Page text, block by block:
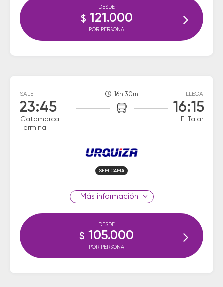
DESDE
$ 121.000
POR PERSONA
SALE
23:45
Catamarca
Terminal
16h 30m LLEGA
16:15
El Talar
SEMICAMA
información
DESDE
$ 105.000
POR PERSONA